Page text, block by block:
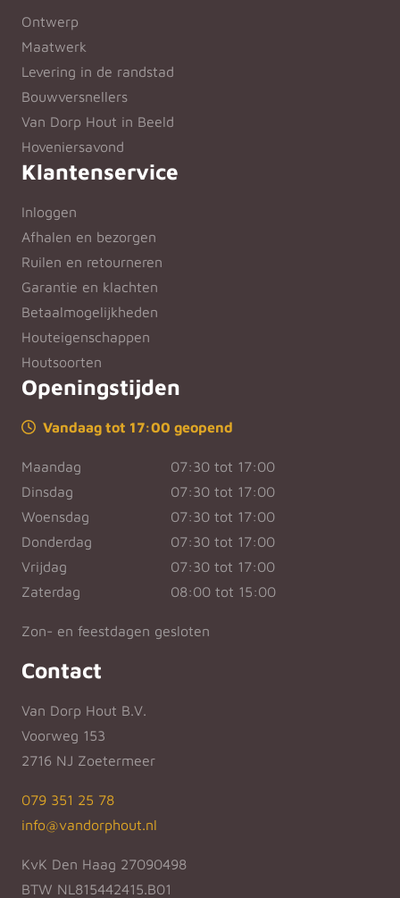
Ontwerp
Maatwerk
Levering in de randstad
Bouwversnellers
Van Dorp Hout in Beeld
Hoveniersavond
Klantenservice
Inloggen
Afhalen en bezorgen
Ruilen en retourneren
Garantie en klachten
Betaalmogelijkheden
Houteigenschappen
Houtsoorten
Openingstijden
Vandaag tot 17:00 geopend
Maandag
07:30 tot 17:00
Dinsdag
07:30 tot 17:00
Woensdag
07:30 tot 17:00
Donderdag
07:30 tot 17:00
Vrijdag
07:30 tot 17:00
Zaterdag
08:00 tot 15:00
Zon- en feestdagen gesloten
Contact
Van Dorp Hout B.V.
Voorweg 153
2716 NJ Zoetermeer
079 351 25 78
info@vandorphout.nl
KvK Den Haag 27090498
BTW NL815442415.B01